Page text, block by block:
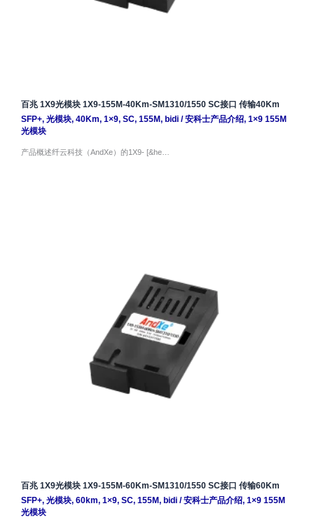
百兆 1X9光模块 1X9-155M-40Km-SM1310/1550 SC接口 传输40Km
SFP+, 光模块, 40Km, 1×9, SC, 155M, bidi/安科士产品介绍, 1×9 155M
光模块
产品概述纤云科技（AndXe）的1X9- [&he…
百兆 1X9光模块 1X9-155M-60Km-SM1310/1550 SC接口 传输60Km
SFP+, 光模块, 60km, 1×9, SC, 155M, bidi/安科士产品介绍, 1×9 155M
光模块